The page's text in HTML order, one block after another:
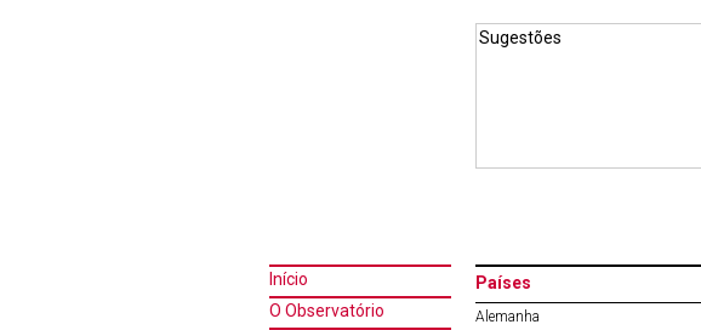
Início
O Observatório
Países
Alemanha